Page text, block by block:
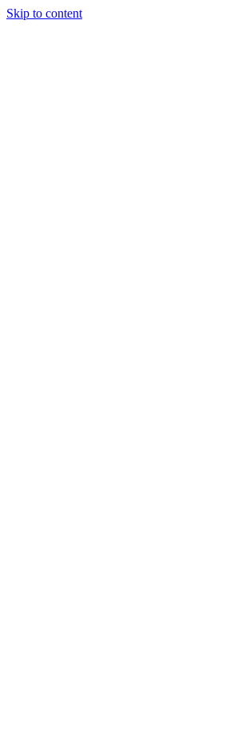
Skip to content